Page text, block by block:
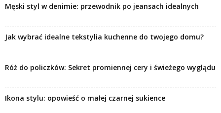
Męski styl w denimie: przewodnik po jeansach idealnych
Jak wybrać idealne tekstylia kuchenne do twojego domu?
Róż do policzków: Sekret promiennej cery i świeżego wyglądu
Ikona stylu: opowieść o małej czarnej sukience